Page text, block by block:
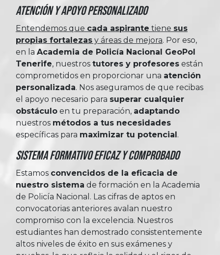
Atención y Apoyo Personalizado
Entendemos que cada aspirante tiene sus
propias fortalezas y áreas de mejora. Por eso,
en la Academia de Policía Nacional GeoPol
Tenerife, nuestros tutores y profesores están
comprometidos en proporcionar una atención
personalizada. Nos aseguramos de que recibas
el apoyo necesario para superar cualquier
obstáculo en tu preparación, adaptando
nuestros métodos a tus necesidades
específicas para maximizar tu potencial .
Sistema Formativo Eficaz y Comprobado
Estamos convencidos de la eficacia de
nuestro sistema de formación en la Academia
de Policía Nacional. Las cifras de aptos en
convocatorias anteriores avalan nuestro
compromiso con la excelencia. Nuestros
estudiantes han demostrado consistentemente
altos niveles de éxito en sus exámenes y